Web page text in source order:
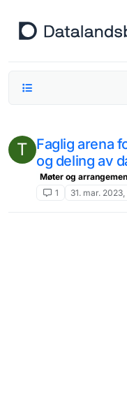
T Faglig arena
og deling av
Møter og
1
31. mar. 2023,